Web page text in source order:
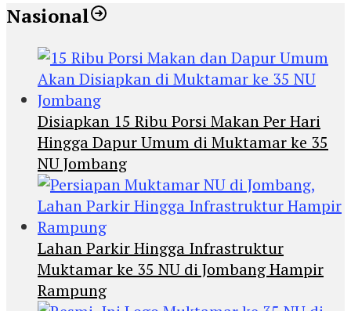
Nasional
Disiapkan 15 Ribu Porsi Makan Per Hari
Hingga Dapur Umum di Muktamar ke 35
NU Jombang
Lahan Parkir Hingga Infrastruktur
Muktamar ke 35 NU di Jombang Hampir
Rampung